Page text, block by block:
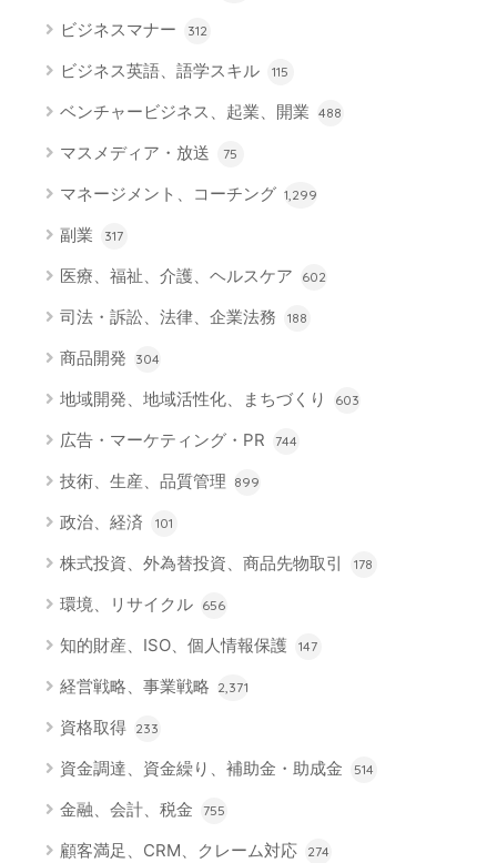
ビジネスマナー 312
ビジネス英語、語学スキル 115
ベンチャービジネス、起業、開業 488
マスメディア・放送 75
マネージメント、コーチング 1,299
副業 317
医療、福祉、介護、ヘルスケア 602
司法・訴訟、法律、企業法務 188
商品開発 304
地域開発、地域活性化、まちづくり 603
広告・マーケティング・PR 744
技術、生産、品質管理 899
政治、経済 101
株式投資、外為替投資、商品先物取引 178
環境、リサイクル 656
知的財産、ISO、個人情報保護 147
経営戦略、事業戦略 2,371
資格取得 233
資金調達、資金繰り、補助金・助成金 514
金融、会計、税金 755
顧客満足、CRM、クレーム対応 274